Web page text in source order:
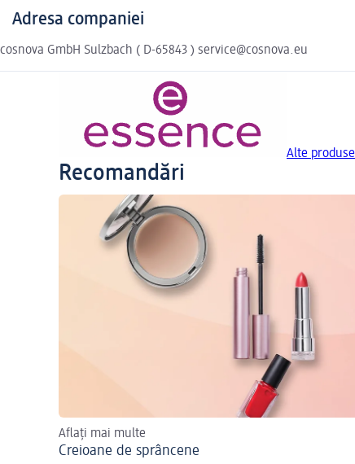
Adresa companiei
cosnova GmbH Sulzbach ( D-65843 ) service@cosnova.eu
Alte
Recomandări
Aflați mai multe
Creioane de sprâncene